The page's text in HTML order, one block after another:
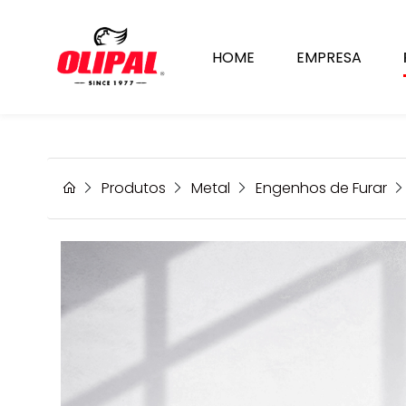
HOME EMPRESA
Perfuração Precisa
Produtos Metal Engenhos de Furar